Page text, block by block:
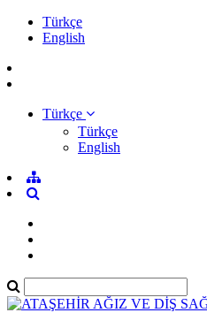
Türkçe
English
Türkçe
Türkçe
English